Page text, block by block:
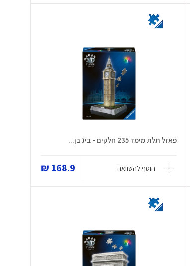
פאזל תלת מימד 235 חלקים - ביג בן...
הוסף להשוואה 168.9 ₪